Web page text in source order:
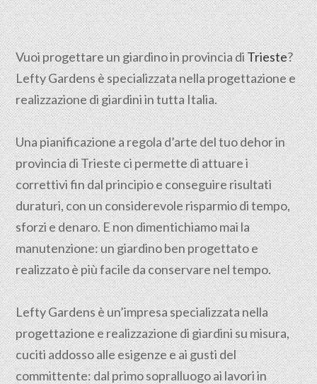
Vuoi progettare un giardino in provincia diTrieste?
Lefty Gardens è specializzata nella progettazione e
realizzazione di giardini in tutta Italia.
Una pianificazione a regola d’arte del tuo dehor in
provincia diTriesteci permette di attuare i
correttivi fin dal principio e conseguire risultati
duraturi, con un considerevole risparmio di tempo,
sforzi e denaro. E non dimentichiamo mai la
manutenzione: un giardino ben progettato e
realizzato è più facile da conservare nel tempo.
Lefty Gardens è un’impresa specializzata nella
progettazionee realizzazione di giardini su misura,
cuciti addosso alle esigenze e ai gusti del
committente: dal primo sopralluogo ai lavori in